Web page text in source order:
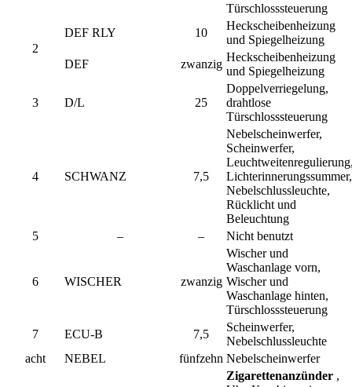
Türschlosssteuerung
2
DEF RLY 10
Heckscheibenheizung
und Spiegelheizung
DEF
zwanzig
Heckscheibenheizung
und Spiegelheizung
3 D/L 25
Doppelverriegelung,
drahtlose
Türschlosssteuerung
4 SCHWANZ 7,5
Nebelscheinwerfer,
Scheinwerfer,
Lichterinnerungssummer,
Nebelschlussleuchte,
Rücklicht und
Beleuchtung
5
– – Nicht benutzt
6 WISCHER zwanzig
Wischer und
Waschanlage vorn,
Wischer und
Waschanlage hinten,
Türschlosssteuerung
7
ECU-B 7,5
Scheinwerfer,
Nebelschlussleuchte
acht
NEBEL fünfzehn Nebelscheinwerfer
Zigarettenanzünder ,